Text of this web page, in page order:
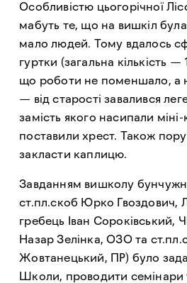
Особливістю цьогорічної
мабуть те, що на вишкіл
мало людей. Тому вдалось
гуртки (загальна кількість —
що роботи не поменшало, а
— від старості завалився
замість якого насипали міні-
поставили хрест. Також
закласти каплицю.
Завданням вишколу
ст.пл.скоб Юрко Гвоздович,
гребець Іван Сороківський,
Назар Зелінка, ОЗО та
Жовтанецький, ПР) було
Школи, проводити семінари